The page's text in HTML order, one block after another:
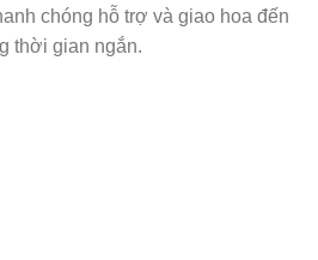
chóng hỗ trợ và giao hoa đến
thời gian ngắn.